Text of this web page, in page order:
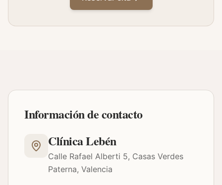
Información de contacto
Clínica Lebén
Calle Rafael Alberti 5, Casas Verdes
Paterna, Valencia